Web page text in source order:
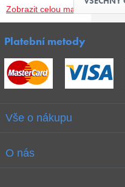
Zobrazit celou mapu
Platební metody
Vše o nákupu
Obchodní podmínky
O nás